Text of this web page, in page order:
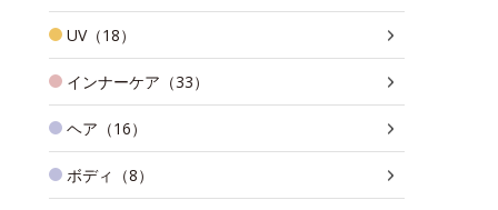
UV（18）
インナーケア（33）
ヘア（16）
ボディ（8）